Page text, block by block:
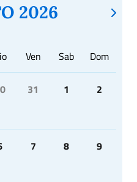
2026
Ven Sab Dom
31 1 2
7 8 9